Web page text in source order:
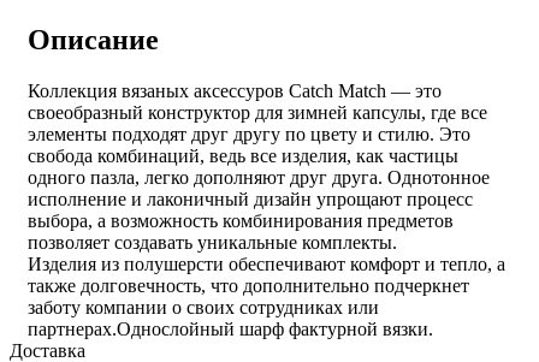
Описание
Коллекция вязаных аксессуров Catch Match — это
своеобразный конструктор для зимней капсулы, где все
элементы подходят друг другу по цвету и стилю. Это
свобода комбинаций, ведь все изделия, как частицы
одного пазла, легко дополняют друг друга. Однотонное
исполнение и лаконичный дизайн упрощают процесс
выбора, а возможность комбинирования предметов
позволяет создавать уникальные комплекты.
Изделия из полушерсти обеспечивают комфорт и тепло, а
также долговечность, что дополнительно подчеркнет
заботу компании о своих сотрудниках или
партнерах.Однослойный шарф фактурной вязки.
Доставка